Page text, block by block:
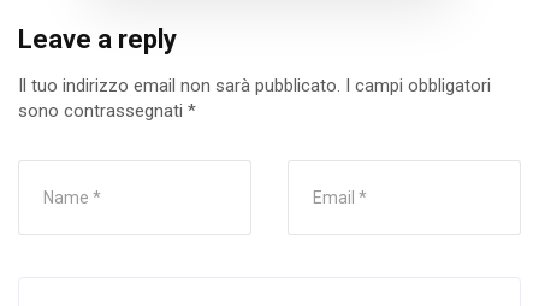
Leave a reply
Il tuo indirizzo email non sarà pubblicato. I campi obbligatori
sono contrassegnati *